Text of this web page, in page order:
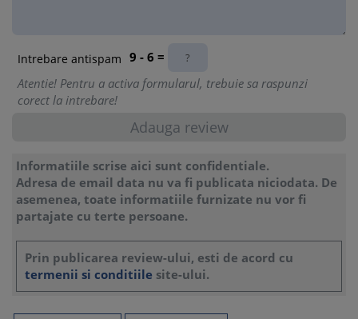
desfasurata pe teren
24. Declararea si plata obligatiilor salariale pentru activitatea
desfasurata online
25. Declararea obligatiilor salariale in cazul existentei mai
26. Cod fiscal pentru puncte de lucru situate in Sectorul 3 si
Sectorul 6
27. Arondarea punctelor de lucru la administratii fiscale
diferite
28. Conditii de declarare a punctului de lucru in cazul
activitatilor temporare la terti
29. Declararea punctului de lucru in functie de dreptul de
Intrebare antispam 9 - 6 =
Atentie! Pentru a activa formularul, trebuie sa raspunzi
corect la intrebare!
Informatiile scrise aici sunt confidentiale.
Adresa de email data nu va fi publicata niciodata. De
asemenea, toate informatiile furnizate nu vor fi
partajate cu terte persoane.
Prin publicarea review-ului, esti de acord cu
termenii si conditiile site-ului.